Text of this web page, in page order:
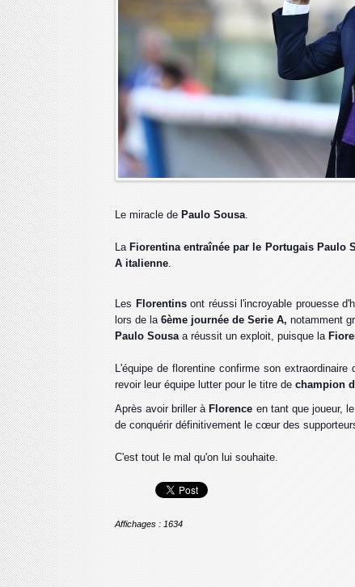
Le miracle de Paulo Sousa.
️LaFiorentina entraînée par le Portugais Paulo
A italienne.
Les Florentinsont réussi l'incroyable prouesse
lors de la6ème journée de Serie A, notamment
Paulo Sousaa réussit un exploit, puisque la
L'équipe de florentine confirme son extraordinaire
revoir leur équipe lutter pour le titre de champion
Après avoir briller à Florence en tant que joueur, le
de conquérir définitivement le cœur des
C'est tout le mal qu'on lui souhaite.
Affichages : 1634